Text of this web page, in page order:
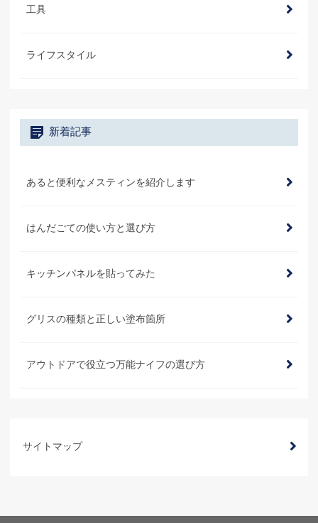
工具
ライフスタイル
新着記事
あると便利なメスティンを紹介します
はんだごての使い方と選び方
キッチンパネルを貼ってみた
グリスの種類と正しい塗布箇所
アウトドアで役立つ万能ナイフの選び方
サイトマップ